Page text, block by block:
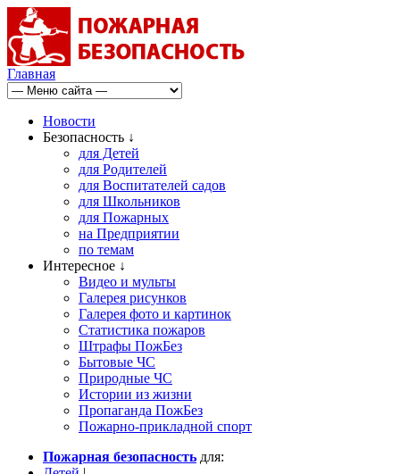
Главная
Новости
Безопасность ↓
для Детей
для Родителей
для Воспитателей садов
для Школьников
для Пожарных
на Предприятии
по темам
Интересное ↓
Видео и мульты
Галерея рисунков
Галерея фото и картинок
Статистика пожаров
Штрафы ПожБез
Бытовые ЧС
Природные ЧС
Истории из жизни
Пропаганда ПожБез
Пожарно-прикладной спорт
Пожарная безопасность для: